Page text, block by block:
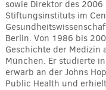
sowie Direktor des
Stiftungsinstituts im
Berlin. Von 1986 bis
Geschichte der
München. Er studierte
erwarb an der Johns
Public Health und